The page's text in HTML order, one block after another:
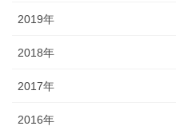
2019年
2018年
2017年
2016年